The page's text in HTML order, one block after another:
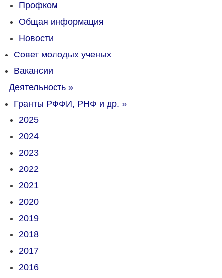
Профком
Общая информация
Новости
Совет молодых ученых
Вакансии
Деятельность »
Гранты РФФИ, РНФ и др. »
2025
2024
2023
2022
2021
2020
2019
2018
2017
2016